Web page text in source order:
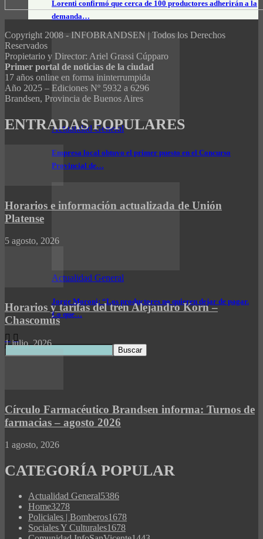
Lorenti confirmó que cerca de 100 productores adherirán a la
demanda…
Actualidad General
Empresa local obtuvo el primer puesto en el Concurso
Provincial de…
Actualidad General
Jorge Moroni: “Los productores no quieren dejar de pagar.
Lo que…
Copyright 2008 - INFOBRANDSEN | Todos los Derechos
Reservados
Propietario y Director: Ariel Grassi Cúpparo
Primer portal de noticias de la ciudad
17 años online en forma ininterrumpida
Año 2025 – Ediciones Nº 5932 a 6296
Brandsen, Provincia de Buenos Aires
ENTRADAS POPULARES
Horarios e información actualizada de Unión
Platense
5 agosto, 2026
Horarios y tarifas del tren Alejandro Korn –
Chascomús
1 julio, 2026
Círculo Farmacéutico Brandsen informa: Turnos de
farmacias – agosto 2026
1 agosto, 2026
CATEGORÍA POPULAR
Actualidad General5386
Home3278
Policiales | Bomberos1678
Sociales Y Culturales1678